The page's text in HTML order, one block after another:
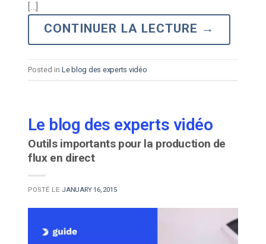
[…]
CONTINUER LA LECTURE →
Posted in Le blog des experts vidéo
Le blog des experts vidéo
Outils importants pour la production de
flux en direct
POSTÉ LE JANUARY 16, 2015